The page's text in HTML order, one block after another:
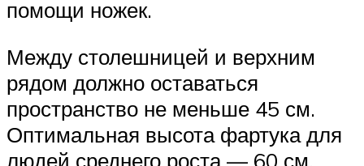
помощи ножек.
Между столешницей и верхним
рядом должно оставаться
пространство не меньше 45 см.
Оптимальная высота фартука для
людей среднего роста — 60 см.